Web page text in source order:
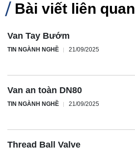
Bài viết liên quan
Van Tay Bướm
TIN NGÀNH NGHỀ 21/09/2025
Van an toàn DN80
TIN NGÀNH NGHỀ 21/09/2025
Thread Ball Valve